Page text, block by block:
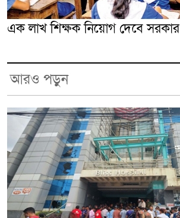
এক লাখ শিক্ষক নিয়োগ দেবে সরকার
আরও পড়ুন